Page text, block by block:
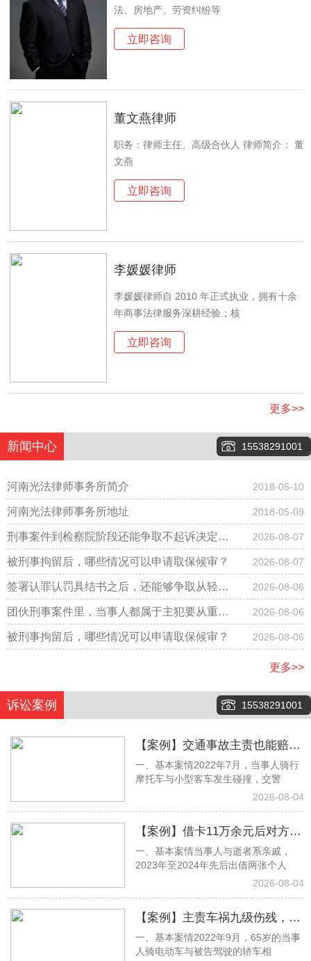
法、房地产、劳资纠纷等
立即咨询
董文燕律师
职务：律师主任、高级合伙人 律师简介： 董
文燕
立即咨询
李媛媛律师
李媛媛律师自 2010 年正式执业，拥有十余
年商事法律服务深耕经验；核
立即咨询
更多>>
新闻中心 15538291001
河南光法律师事务所简介 2018-05-10
河南光法律师事务所地址 2018-05-09
刑事案件到检察院阶段还能争取不起诉决定
吗？
2026-08-07
被刑事拘留后，哪些情况可以申请取保候审？ 2026-08-07
签署认罪认罚具结书之后，还能够争取从轻改
判吗？
2026-08-06
团伙刑事案件里，当事人都属于主犯要从重判
刑吗？
2026-08-06
被刑事拘留后，哪些情况可以申请取保候审？ 2026-08-06
更多>>
诉讼案例 15538291001
【案例】交通事故主责也能赔！
梁林静律师调解拿下12万余元赔
一、基本案情2022年7月，当事人骑行
摩托车与小型客车发生碰撞，交警
2026-08-04
【案例】借卡11万余元后对方离
世遭家属拒还，杨思淼律师取证
一、基本案情当事人与逝者系亲戚，
2023年至2024年先后出借两张个人
2026-08-04
【案例】主责车祸九级伤残，张
明月律师当庭抗辩，足额获赔17
一、基本案情2022年9月，65岁的当事
人骑电动车与被告驾驶的轿车相